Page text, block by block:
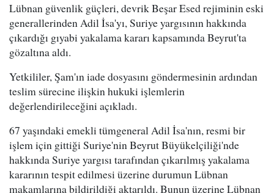
Lübnan güvenlik güçleri, devrik Beşar Esed rejiminin eski
generallerinden Adil İsa'yı, Suriye yargısının hakkında
çıkardığı gıyabi yakalama kararı kapsamında Beyrut'ta
gözaltına aldı.
Yetkililer, Şam'ın iade dosyasını göndermesinin ardından
teslim sürecine ilişkin hukuki işlemlerin
değerlendirileceğini açıkladı.
67 yaşındaki emekli tümgeneral Adil İsa'nın, resmi bir
işlem için gittiği Suriye'nin Beyrut Büyükelçiliği'nde
hakkında Suriye yargısı tarafından çıkarılmış yakalama
kararının tespit edilmesi üzerine durumun Lübnan
makamlarına bildirildiği aktarıldı. Bunun üzerine Lübnan